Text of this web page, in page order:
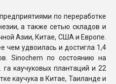
по переработке
а также сетью складов и
Азии, Китае, США и Европе.
чем удвоилась и достигла 1,4
Sinochem по состоянию на
каучуковых плантаций и 22
каучука в Китае, Таиланде и